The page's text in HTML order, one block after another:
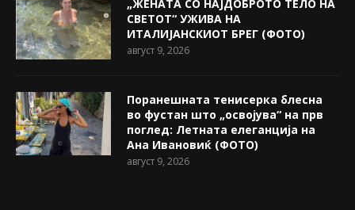
„ЖЕНАТА СО НАЈДОБРОТО ТЕЛО НА
СВЕТОТ“ УЖИВА НА
ИТАЛИЈАНСКИОТ БРЕГ (ФОТО)
август 9, 2026
Поранешната тенисерка блесна
во фустан што „освојува“ на прв
поглед: Летната елеганција на
Ана Ивановиќ (ФОТО)
август 9, 2026